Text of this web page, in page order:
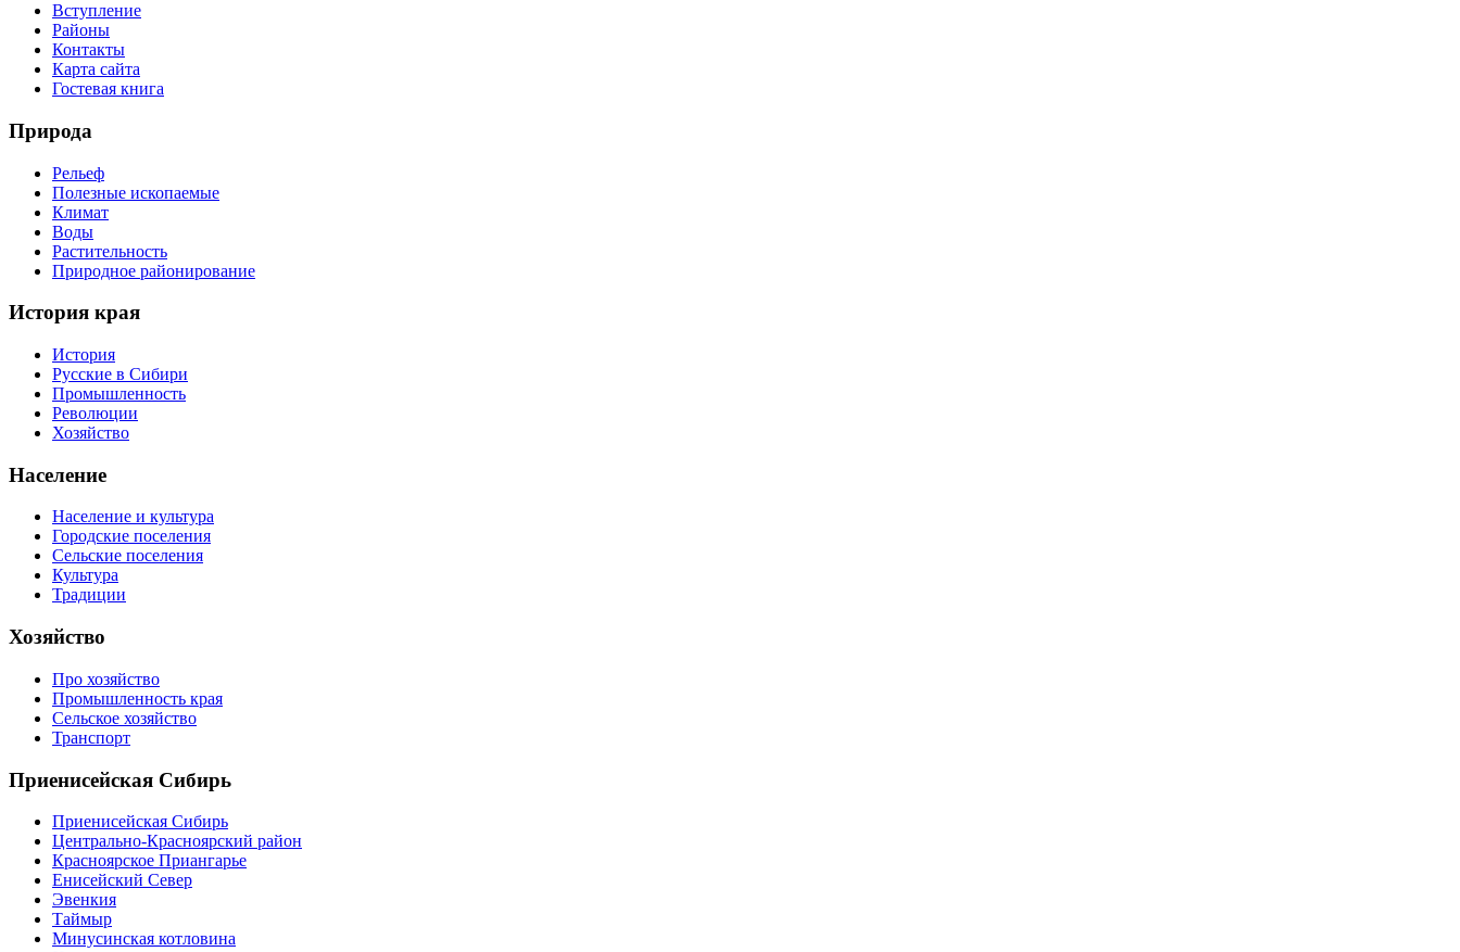
Вступление
Районы
Контакты
Карта сайта
Гостевая книга
Природа
Рельеф
Полезные ископаемые
Климат
Воды
Растительность
Природное районирование
История края
История
Русские в Сибири
Промышленность
Революции
Хозяйство
Население
Население и культура
Городские поселения
Сельские поселения
Культура
Традиции
Хозяйство
Про хозяйство
Промышленность края
Сельское хозяйство
Транспорт
Приенисейская Сибирь
Приенисейская Сибирь
Центрально-Красноярский район
Красноярское Приангарье
Енисейский Север
Эвенкия
Таймыр
Минусинская котловина